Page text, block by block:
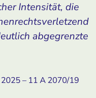
Intensität, die
abgegrenzte
– 11 A 2070/19